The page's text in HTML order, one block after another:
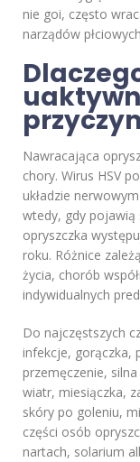
nie goi, często
narządów
Nawracająca
chory. Wirus HSV
układzie
wtedy, gdy pojawią
opryszczka
roku. Różnice
życia, chorób
indywidualnych
Do najczęstszych
infekcje, gorączka,
przemęczenie,
wiatr, miesiączka,
skóry po goleniu,
części osób
nartach, solarium